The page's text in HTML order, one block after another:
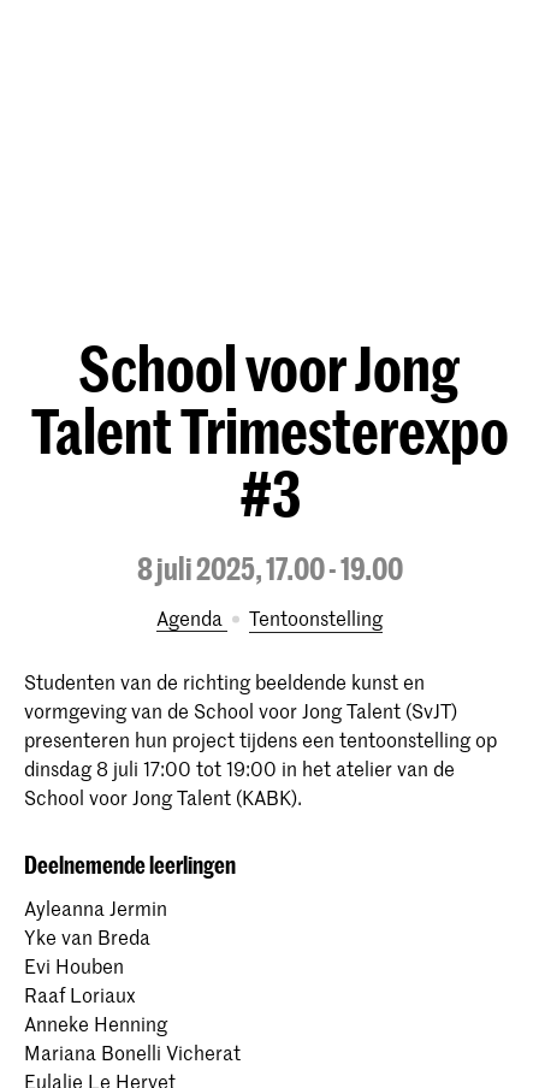
School voor Jong
Talent Trimesterexpo
#3
8 juli 2025, 17.00 - 19.00
Agenda tentoonstelling
Studenten van de richting beeldende kunst en
vormgeving van de School voor Jong Talent (SvJT)
presenteren hun project tijdens een tentoonstelling op
dinsdag 8 juli 17:00 tot 19:00 in het atelier van de
School voor Jong Talent (KABK).
Deelnemende leerlingen
Ayleanna Jermin
Yke van Breda
Evi Houben
Raaf Loriaux
Anneke Henning
Mariana Bonelli Vicherat
Eulalie Le Hervet